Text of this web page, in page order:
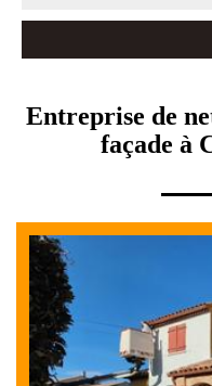
Entreprise de
façade à